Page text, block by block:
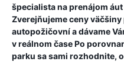
špecialista na prenájom áut
Zverejňujeme ceny
autopožičovní a dávame
v reálnom čase Po
parku sa sami rozhodnite,